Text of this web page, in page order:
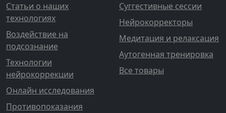
Статьи о наших
технологиях
Воздействие на
подсознание
Технологии
нейрокоррекции
Онлайн исследования
Противопоказания
Суггестивные сессии
Нейрокорректоры
Медитация и релаксация
Аутогенная тренировка
Все товары